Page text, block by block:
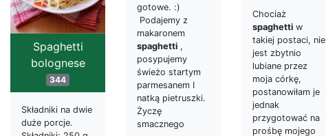
gotowe. :)
Podajemy z
makaronem
spaghetti ,
posypujemy
świeżo startym
parmesanem I
natką pietruszki.
Życzę
smacznego
Chociaż
spaghetti w
takiej postaci, nie
jest zbytnio
lubiane przez
moja córkę,
postanowiłam je
jednak
przygotować na
prośbę mojego
Spaghetti
bolognese
344
Składniki na dwie
duże porcje.